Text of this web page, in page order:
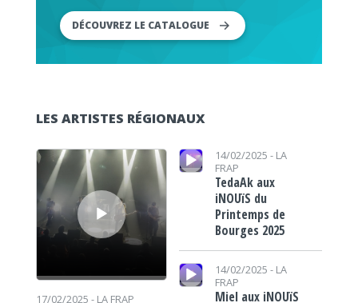
DÉCOUVREZ LE CATALOGUE
LES ARTISTES RÉGIONAUX
Lecteur audio
17/02/2025 - LA FRAP
Lecteur audio 14/02/2025 - LA
FRAP
TedaAk aux
iNOUïS du
Printemps de
Bourges 2025
Lecteur audio
14/02/2025 - LA
FRAP
Miel aux iNOUïS